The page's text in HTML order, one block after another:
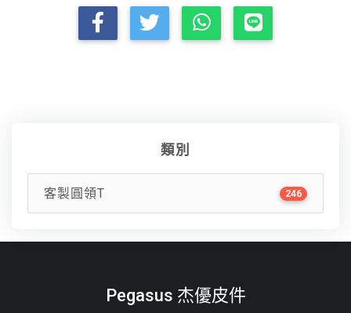
類別
客製圓領T 246
Pegasus 杰優皮件